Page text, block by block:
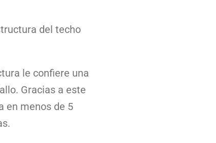
del techo
le confiere una
Gracias a este
en menos de 5